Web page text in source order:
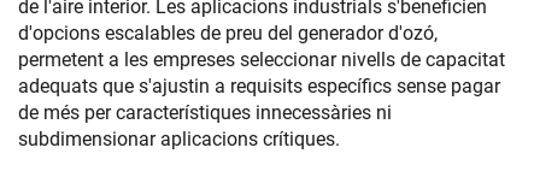
de l'aire interior. Les aplicacions industrials s'beneficien
d'opcions escalables de preu del generador d'ozó,
permetent a les empreses seleccionar nivells de capacitat
adequats que s'ajustin a requisits específics sense pagar
de més per característiques innecessàries ni
subdimensionar aplicacions crítiques.